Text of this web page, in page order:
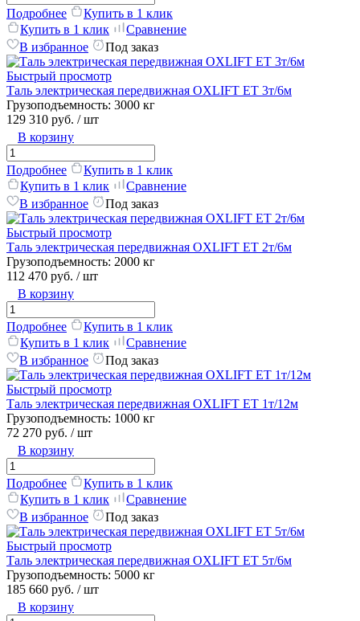
Подробнее
Купить в 1 клик
Купить в 1 клик
Сравнение
В избранное
Под заказ
Быстрый просмотр
Таль электрическая передвижная OXLIFT ET 3т/6м
Грузоподъемность: 3000 кг
129 310 руб. / шт
В корзину
Подробнее
Купить в 1 клик
Купить в 1 клик
Сравнение
В избранное
Под заказ
Быстрый просмотр
Таль электрическая передвижная OXLIFT ET 2т/6м
Грузоподъемность: 2000 кг
112 470 руб. / шт
В корзину
Подробнее
Купить в 1 клик
Купить в 1 клик
Сравнение
В избранное
Под заказ
Быстрый просмотр
Таль электрическая передвижная OXLIFT ET 1т/12м
Грузоподъемность: 1000 кг
72 270 руб. / шт
В корзину
Подробнее
Купить в 1 клик
Купить в 1 клик
Сравнение
В избранное
Под заказ
Быстрый просмотр
Таль электрическая передвижная OXLIFT ET 5т/6м
Грузоподъемность: 5000 кг
185 660 руб. / шт
В корзину